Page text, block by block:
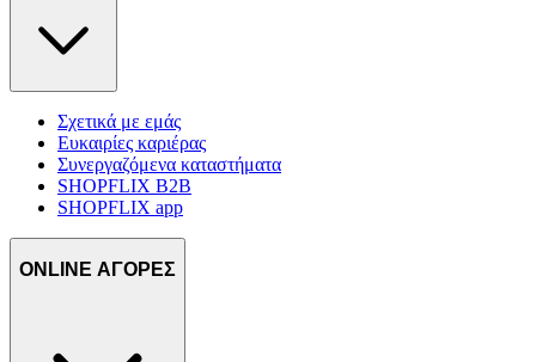
Σχετικά με εμάς
Ευκαιρίες καριέρας
Συνεργαζόμενα καταστήματα
SHOPFLIX B2B
SHOPFLIX app
ONLINE ΑΓΟΡΕΣ